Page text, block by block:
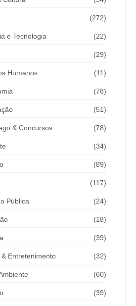
(272)
e Tecnologia (22)
(29)
Humanos (11)
(78)
(51)
& Concursos (78)
(34)
(89)
(117)
Pública (24)
(18)
(39)
& Entretenimento (32)
(60)
(39)